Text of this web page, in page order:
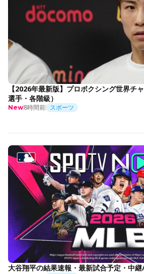
【2026年最新版】プロボクシング世界チ
選手・各階級）
New8時間前 スポーツ
大谷翔平の結果速報・最新試合予定・中